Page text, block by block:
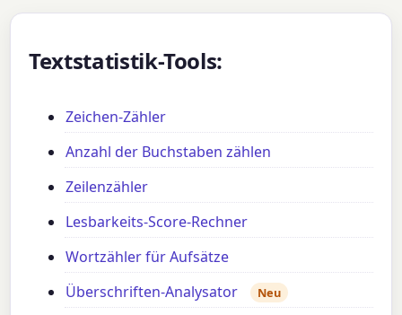
Textstatistik-Tools:
Zeichen-Zähler
Anzahl der Buchstaben zählen
Zeilenzähler
Lesbarkeits-Score-Rechner
Wortzähler für Aufsätze
Überschriften-Analysator
Neu